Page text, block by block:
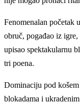
Fenomenalan početak
obruč, pogađao iz
upisao spektakularnu
tri poena.
Dominaciju pod
blokadama i